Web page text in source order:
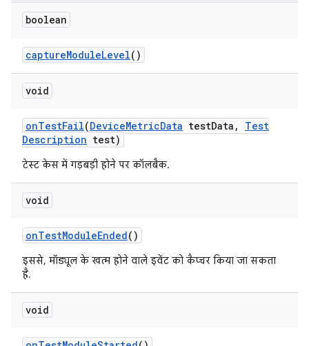
boolean
captureModuleLevel()
void
onTestFail(DeviceMetricData testData ,
Test
Description test)
टेस्ट केस में गड़बड़ी होने पर कॉलबैक.
void
onTestModuleEnded()
इससे, मॉड्यूल के खत्म होने वाले इवेंट को कैप्चर किया जा सकता
है.
void